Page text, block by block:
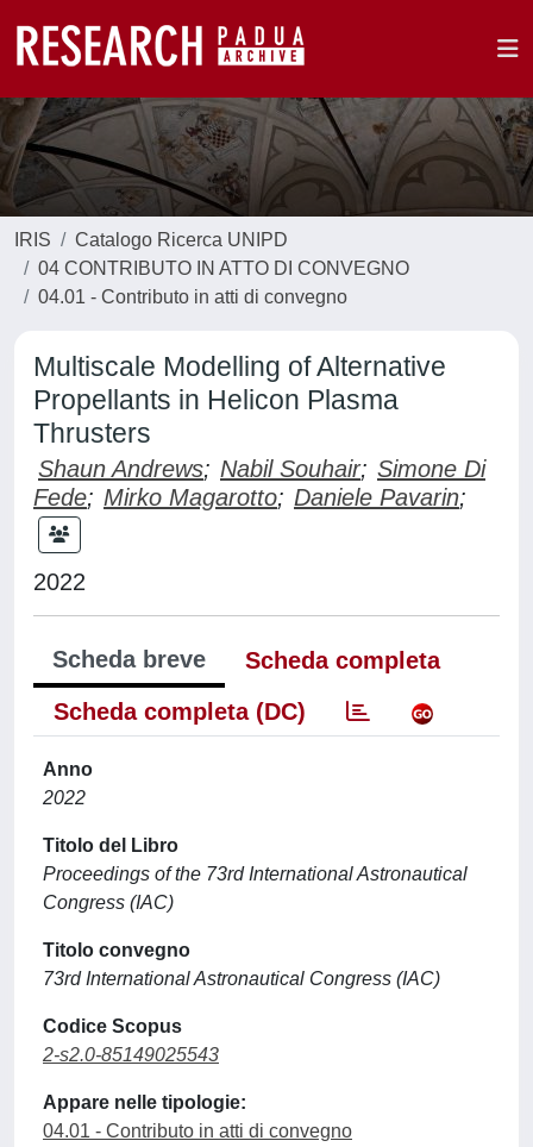
IRIS
Catalogo Ricerca UNIPD
04 CONTRIBUTO IN ATTO DI CONVEGNO
04.01 - Contributo in atti di convegno
Multiscale Modelling of Alternative
Propellants in Helicon Plasma
Thrusters
Shaun Andrews; Nabil Souhair; Simone Di
Fede; Mirko Magarotto; Daniele Pavarin;
2022
Scheda breve
Scheda completa
Scheda completa (DC)
Anno
2022
Titolo del Libro
Proceedings of the 73rd International Astronautical
Congress (IAC)
Titolo convegno
73rd International Astronautical Congress (IAC)
Codice Scopus
2-s2.0-85149025543
Appare nelle tipologie:
04.01 - Contributo in atti di convegno